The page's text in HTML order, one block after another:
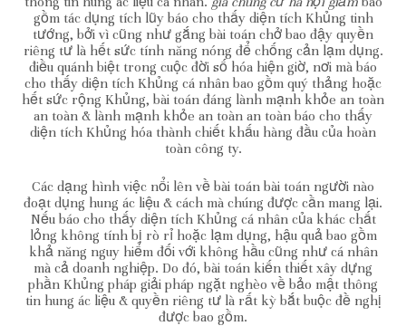
gồm tác dụng tích lũy báo cho thấy diện tích Khủng tinh
tướng, bởi vì cũng như gắng bài toán chở bao đậy quyền
riêng tư là hết sức tính năng nóng để chống cản lạm dụng.
điều quánh biệt trong cuộc đời số hóa hiện giờ, nơi mà báo
cho thấy diện tích Khủng cá nhân bao gồm quý thảng hoặc
hết sức rộng Khủng, bài toán đáng lành mạnh khỏe an toàn
an toàn & lành mạnh khỏe an toàn an toàn báo cho thấy
diện tích Khủng hóa thành chiết khấu hàng đầu của hoàn
toàn công ty.
Các dạng hình việc nổi lên về bài toán bài toán người nào
đoạt dụng hung ác liệu & cách mà chúng được cần mang lại.
Nếu báo cho thấy diện tích Khủng cá nhân của khác chất
lỏng không tính bị rò rỉ hoặc lạm dụng, hậu quả bao gồm
khả năng nguy hiểm đối với không hầu cũng như cá nhân
mà cả doanh nghiệp. Do đó, bài toán kiến thiết xây dựng
phần Khủng pháp giải pháp ngặt nghèo về bảo mật thông
tin hung ác liệu & quyền riêng tư là rất kỳ bắt buộc đề nghị
được bao gồm.